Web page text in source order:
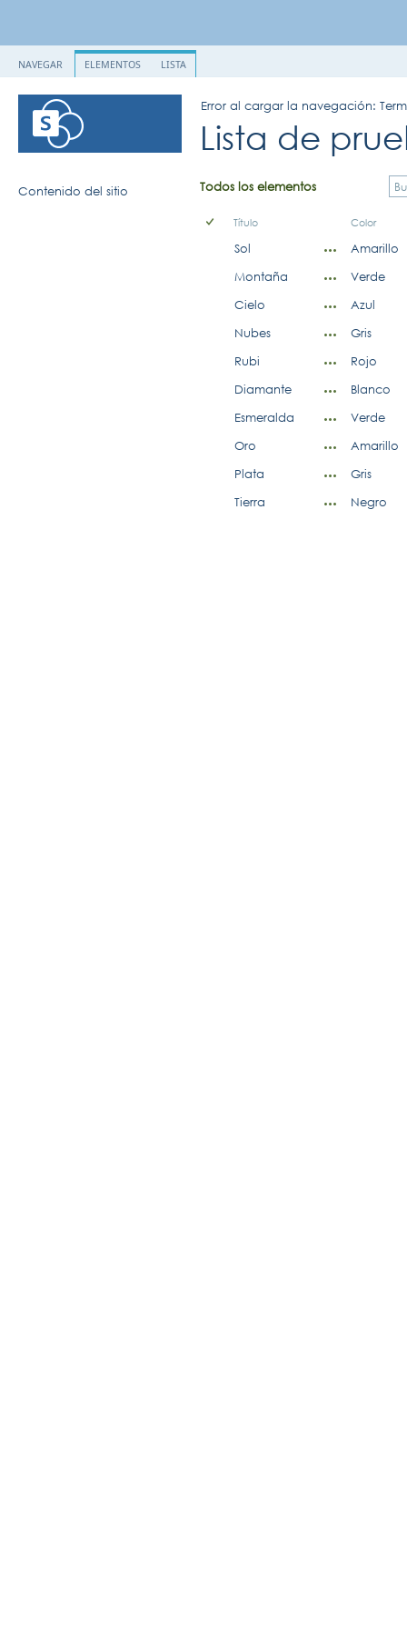
NAVEGAR ELEMENTOS LISTA
Error al cargar la navegación:
Lista de
Contenido del sitio Todos los elementos
Título Color
Sol
Amarillo
Montaña
Verde
Cielo
Azul
Nubes
Gris
Rubi
Rojo
Diamante
Blanco
Esmeralda
Verde
Oro
Amarillo
Plata
Gris
Tierra
Negro